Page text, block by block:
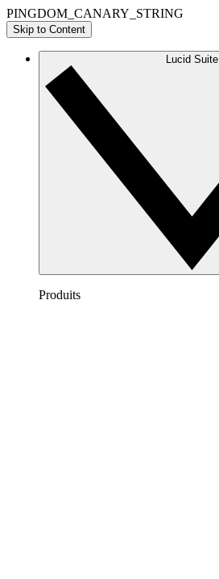
PINGDOM_CANARY_STRING
Skip to Content
Lucid Suite
Produits